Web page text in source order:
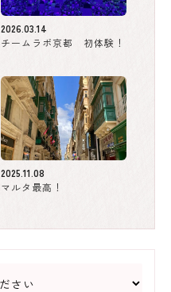
2026.03.14
チームラボ京都 初体験！
2025.11.08
マルタ最高！